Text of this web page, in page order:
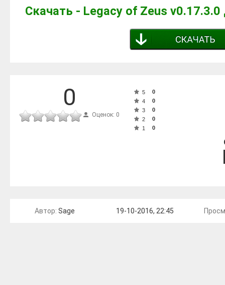
Скачать - Legacy of Zeus
0
Оценок: 0
5
0
4
0
3
0
2
0
1
0
Автор:Sage 19-10-2016, 22:45